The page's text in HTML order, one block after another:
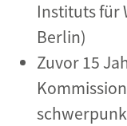
Instituts für
Berlin)
Zuvor 15